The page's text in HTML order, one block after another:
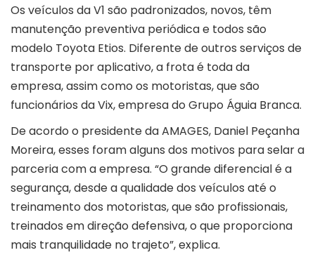
Os veículos da V1 são padronizados, novos, têm
manutenção preventiva periódica e todos são
modelo Toyota Etios. Diferente de outros serviços de
transporte por aplicativo, a frota é toda da
empresa, assim como os motoristas, que são
funcionários da Vix, empresa do Grupo Águia Branca.
De acordo o presidente da AMAGES, Daniel Peçanha
Moreira, esses foram alguns dos motivos para selar a
parceria com a empresa. “O grande diferencial é a
segurança, desde a qualidade dos veículos até o
treinamento dos motoristas, que são profissionais,
treinados em direção defensiva, o que proporciona
mais tranquilidade no trajeto”, explica.